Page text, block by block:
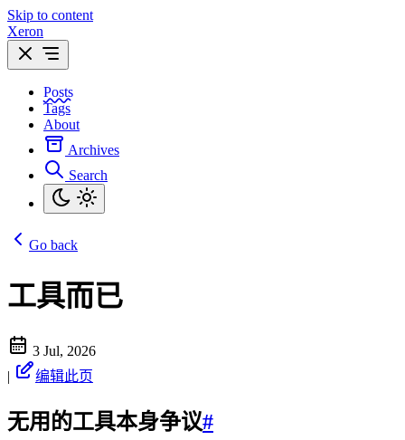
Skip to content
Xeron
Posts
Tags
About
Archives
Search
Go back
工具而已
3 Jul, 2026
|
编辑此页
无用的工具本身争议#